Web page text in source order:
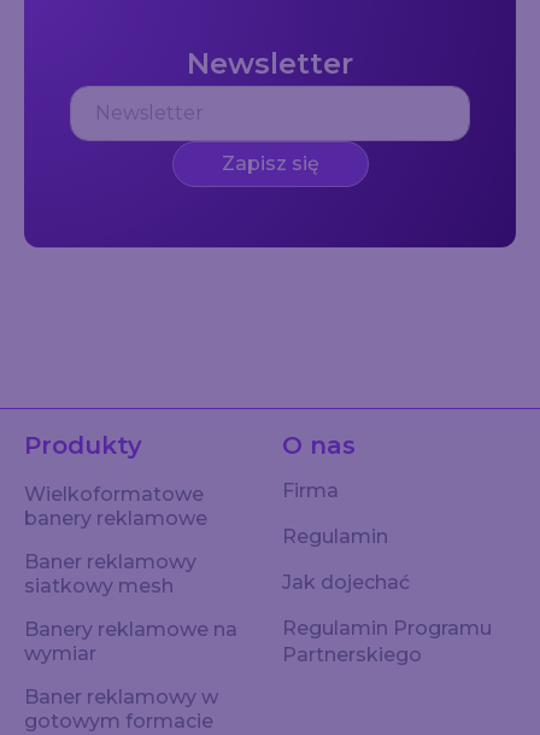
Newsletter
Zapisz się
Produkty
Wielkoformatowe
banery reklamowe
Baner reklamowy
siatkowy mesh
Banery reklamowe na
wymiar
Baner reklamowy w
gotowym formacie
O nas
Firma
Regulamin
Jak dojechać
Regulamin Programu
Partnerskiego